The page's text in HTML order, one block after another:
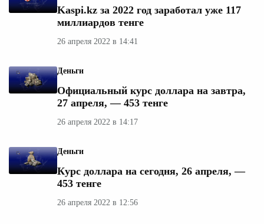
Kaspi.kz за 2022 год заработал уже 117
миллиардов тенге
26 апреля 2022 в 14:41
Деньги
Официальный курс доллара на завтра,
27 апреля, — 453 тенге
26 апреля 2022 в 14:17
Деньги
Курс доллара на сегодня, 26 апреля, —
453 тенге
26 апреля 2022 в 12:56